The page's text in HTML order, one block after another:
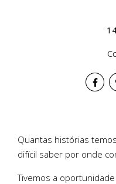
Quantas histórias
difícil saber por onde
Tivemos a